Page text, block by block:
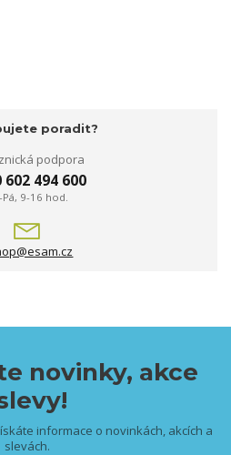
poradit?
podpora
602 494 600
Pá, 9-16 hod.
novinky, akce
informace o novinkách, akcích a
slevách.